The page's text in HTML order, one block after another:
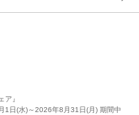
ア』
1日(水)～2026年8月31日(月) 期間中